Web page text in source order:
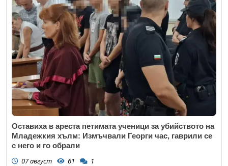
Оставиха в ареста петимата ученици за убийството на
Младежкия хълм: Измъчвали Георги час, гаврили се
с него и го обрали
07 август 61 1